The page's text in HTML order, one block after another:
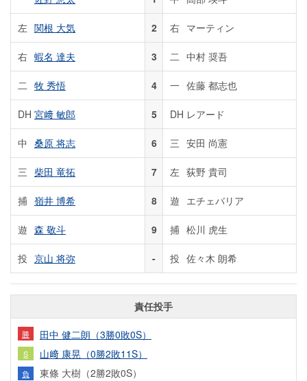
左 関根 大気 2 右 マーティン
右 蝦名 達夫 3 二 中村 奨吾
二 牧 秀悟 4 一 佐藤 都志也
DH 宮﨑 敏郎 5 DH レアード
中 桑原 将志 6 三 安田 尚憲
三 柴田 竜拓 7 左 荻野 貴司
捕 嶺井 博希 8 遊 エチェバリア
遊 森 敬斗 9 捕 松川 虎生
投 京山 将弥 - 投 佐々木 朗希
責任投手
勝 田中 健二朗（3勝0敗0S）
S 山﨑 康晃（0勝2敗11S）
負
東條 大樹（2勝2敗0S）